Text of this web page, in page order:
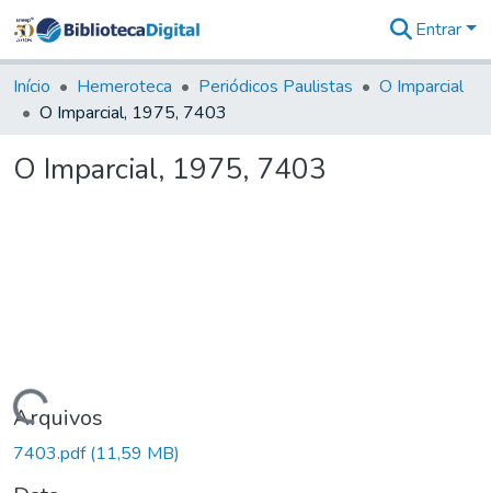
&
Coleções
Tudo na
Digital
Entrar
Início Hemeroteca Periódicos Paulistas
O Imparcial
O Imparcial, 1975, 7403
O Imparcial, 1975, 7403
Carregando...
Arquivos
7403.pdf(11,59 MB)